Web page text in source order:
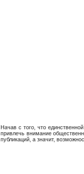
Начав с того, что
привлечь внимание
публикаций, а значит,